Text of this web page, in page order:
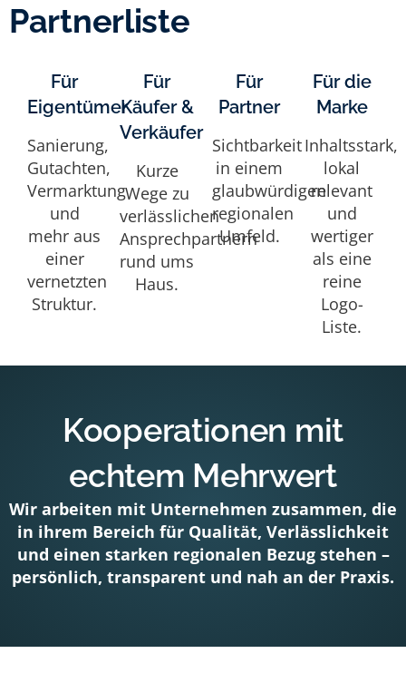
Partnerliste
Für
Eigentümer
Sanierung,
Gutachten,
Vermarktung
und
mehr aus
einer
vernetzten
Struktur.
Für
Käufer &
Verkäufer
Kurze
Wege zu
verlässlichen
Ansprechpartnern
rund ums
Haus.
Für
Partner
Sichtbarkeit
in einem
glaubwürdigen
regionalen
Umfeld.
Für die
Marke
Inhaltsstark,
lokal
relevant
und
wertiger
als eine
reine
Logo-
Liste.
Kooperationen mit
echtem Mehrwert
Wir arbeiten mit Unternehmen zusammen, die
in ihrem Bereich für Qualität, Verlässlichkeit
und einen starken regionalen Bezug stehen –
persönlich, transparent und nah an der Praxis.